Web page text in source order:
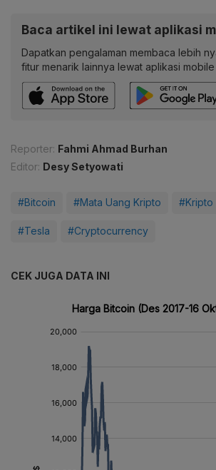
Baca artikel ini lewat aplikasi
Dapatkan pengalaman membaca lebih
fitur menarik lainnya lewat aplikasi mobile
Reporter: Fahmi Ahmad Burhan
Editor: Desy Setyowati
#Bitcoin #Mata Uang Kripto #Kripto
#Tesla #Cryptocurrency
CEK JUGA DATA INI